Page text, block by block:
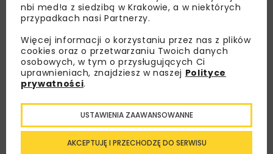
dedykowane akcje specjalne.
Zapoznałam/em się zPolityką Prywatnościi
Regulaminemoraz wyrażam zgodę na otrzymywanie na
podany przeze mnie adres e-mail korespondencji
ZAPISZ MNIE
nbi med!a z siedzibą w Krakowie, a w niektórych
przypadkach nasi Partnerzy.
Więcej informacji o korzystaniu przez nas z plików
cookies oraz o przetwarzaniu Twoich danych
osobowych, w tym o przysługujących Ci
uprawnieniach, znajdziesz w naszej Polityce
prywatności.
AKCEPTUJĘ I PRZECHODZĘ DO SERWISU
USTAWIENIA ZAAWANSOWANNE